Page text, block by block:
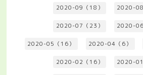
2020-09（18） 2020-08
2020-07（23） 2020-06
2020-05（16） 2020-04（6）
2020-02（16） 2020-01